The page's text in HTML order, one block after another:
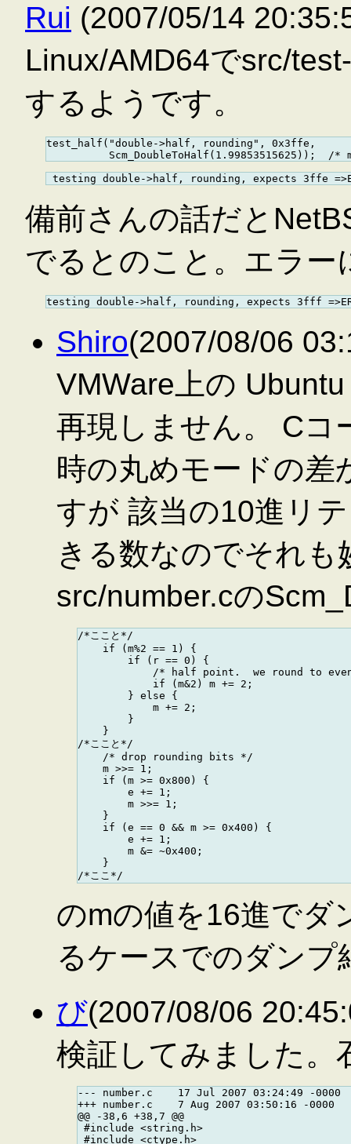
Rui (2007/05/14
Linux/AMD64でsrc/
するようです。
test_half("double->half, rounding", 0x3ffe,
備前さんの話だと
でるとのこと。エラ
Shiro(2007/08/06
VMWare上の
再現しません。 Cコ
時の丸めモードの差
すが 該当の10進リ
きる数なのでそれ
src/number.cの
/*ここと*/
    if (m%2 == 1) {
        if (r == 0) {
/* half point.  we round to
            if (m&2) m += 2;
        } else {
            m += 2;
        }
    }
/*ここと*/
    /* drop rounding bits */
    m >>= 1;
    if (m >= 0x800) {
        e += 1;
        m >>= 1;
    }
    if (e == 0 && m >= 0x400) {
        e += 1;
        m &= ~0x400;
    }
のmの値を16進でダ
るケースでのダン
び(2007/08/06
検証してみました。
--- number.c    17 Jul 2007 03:24:49 -
+++ number.c    7 Aug 2007 03:50:16 -0000
@@ -38,6 +38,7 @@
#include <string.h>
#include <ctype.h>